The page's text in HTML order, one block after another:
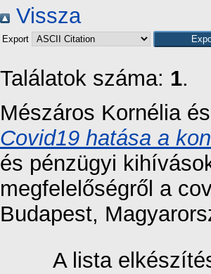
Vissza
Export
Találatok száma: 1.
Mészáros Kornéliaés
Covid19 hatása a
és pénzügyi
megfelelőségről a
Budapest,
A lista